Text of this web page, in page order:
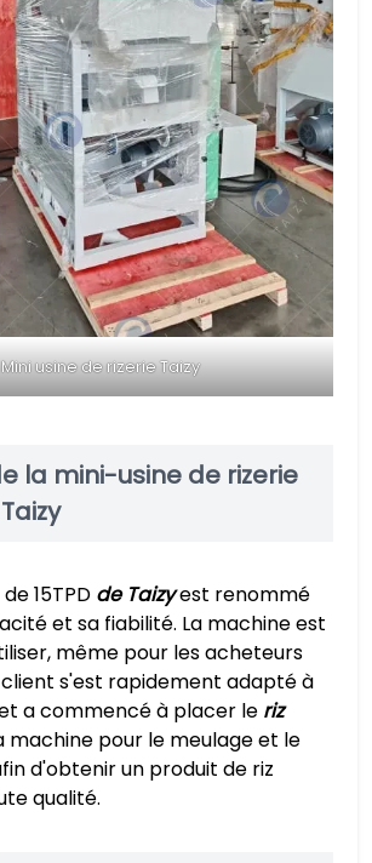
Mini usine de rizerie Taizy
la mini-usine de rizerie
15TPD de Taizyest renommé
et sa fiabilité. La machine est
même pour les acheteurs
s'est rapidement adapté à
a commencé à placer le riz
machine pour le meulage et le
d'obtenir un produit de riz
qualité.